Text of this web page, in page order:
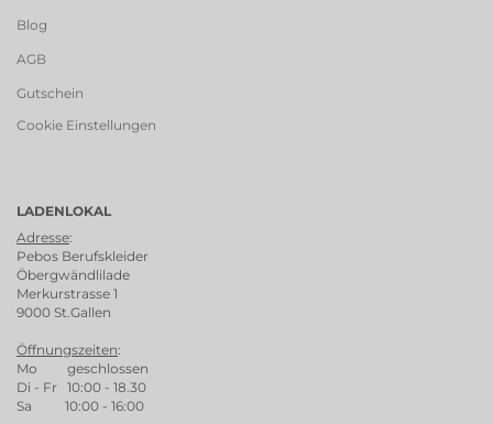
Blog
AGB
Gutschein
Cookie Einstellungen
LADENLOKAL
Adresse:
Pebos Berufskleider
Öbergwändlilade
Merkurstrasse 1
9000 St.Gallen
Öffnungszeiten:
Mo geschlossen
Di - Fr 10:00 - 18.30
Sa 10:00 - 16:00